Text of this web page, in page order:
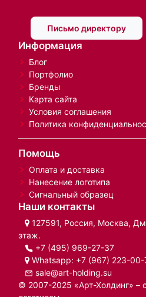
Письмо директору
Информация
Блог
Портфолио
Бренды
Карта сайта
Условия соглашения
Политика
Помощь
Оплата и доставка
Нанесение логотипа
Сигнальный образец
Наши контакты
127591, Россия, Москва,
этаж.
+7 (495) 969-27-37
Whatsapp: +7 (967) 223-00-
sale@art-holding.su
© 2007-2025 «Арт-Холдинг» –